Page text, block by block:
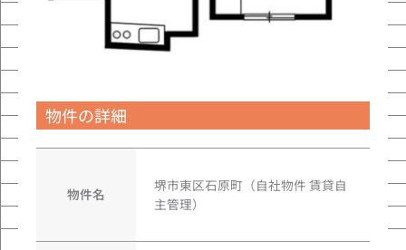
物件の詳細
物件名
堺市東区石原町（自社物件 賃貸自
主管理）